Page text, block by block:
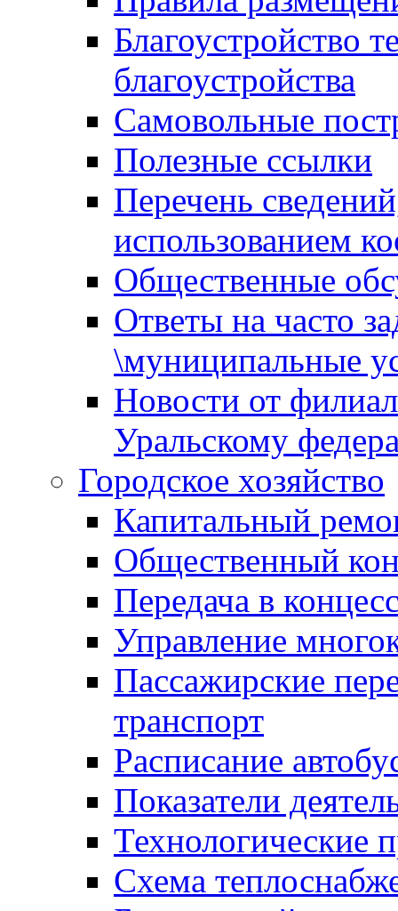
Благоустройство
благоустройства
Самовольные
Полезные ссылки
Перечень
использованием
Общественные
Ответы на часто
\муниципальные
Новости от
Уральскому
Городское хозяйство
Капитальный
Общественный
Передача в
Управление
Пассажирские
транспорт
Расписание
Показатели
Технологические
Схема